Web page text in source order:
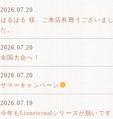
2026.07.20
はるはる 様、ご来店有難うございまし
た。
2026.07.20
全国大会へ！
2026.07.20
サマーキャンペーン
2026.07.19
今年もLieneternalシリーズが熱いです